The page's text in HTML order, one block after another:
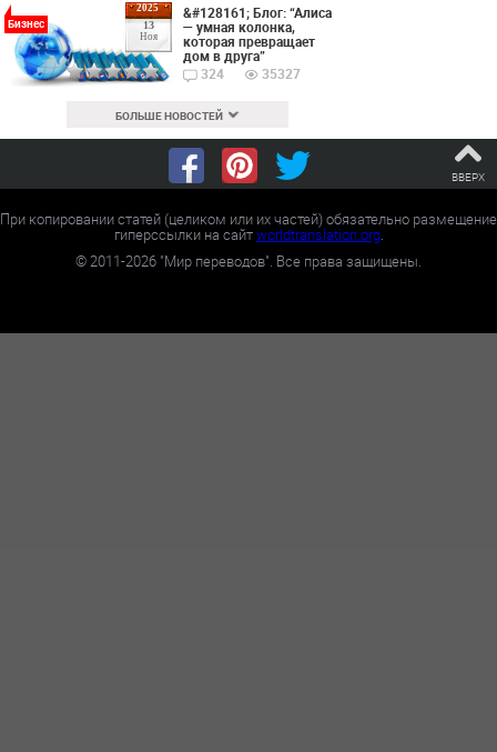
2025
13
Ноя
Бизнес
&#128161; Блог: “Алиса
— умная колонка,
которая превращает
дом в друга”
324
35327
БОЛЬШЕ НОВОСТЕЙ
ВВЕРХ
При копировании статей (целиком или их частей) обязательно размещение
гиперссылки на сайтworldtranslation.org.
©2011-2026 "Мир переводов". Все права защищены.